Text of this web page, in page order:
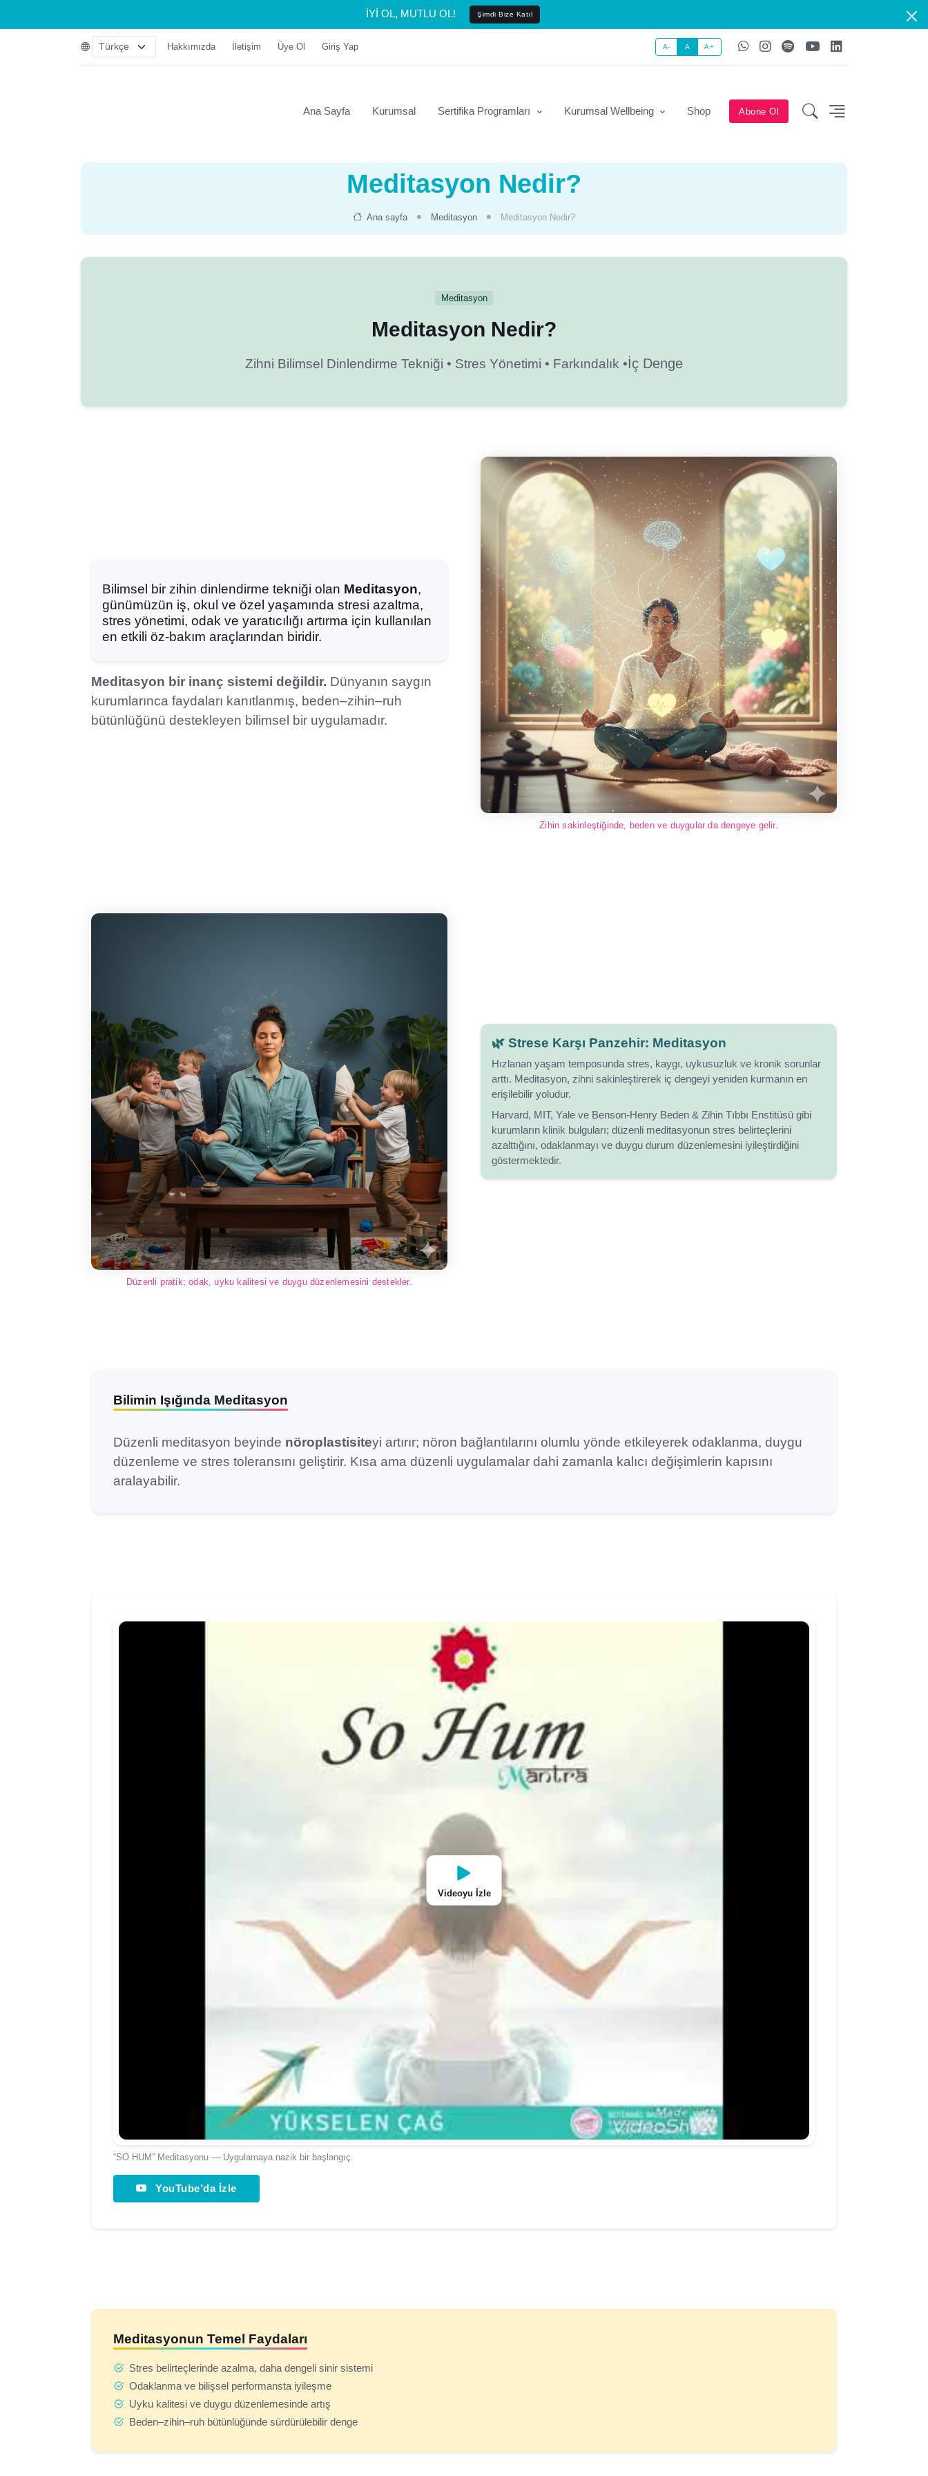
İYİ OL, MUTLU OL! Şimdi Bize Katıl
Hakkımızda İletişim Üye Ol Giriş Yap A- A A+
Ana Sayfa Kurumsal Sertifika Programları Kurumsal Wellbeing Shop Abone Ol
Meditasyon Nedir?
Ana sayfa Meditasyon Meditasyon Nedir?
Meditasyon
Meditasyon Nedir?
Zihni Bilimsel Dinlendirme Tekniği • Stres Yönetimi • Farkındalık •İç Denge
Bilimsel bir zihin dinlendirme tekniği olan Meditasyon,
günümüzün iş, okul ve özel yaşamında stresi azaltma,
stres yönetimi, odak ve yaratıcılığı artırma için kullanılan
en etkili öz-bakım araçlarından biridir.
Meditasyon bir inanç sistemi değildir. Dünyanın saygın
kurumlarınca faydaları kanıtlanmış, beden–zihin–ruh
bütünlüğünü destekleyen bilimsel bir uygulamadır.
Zihin sakinleştiğinde, beden ve duygular da dengeye gelir.
🌿 Strese Karşı Panzehir: Meditasyon
Hızlanan yaşam temposunda stres, kaygı, uykusuzluk ve kronik sorunlar
arttı. Meditasyon, zihni sakinleştirerek iç dengeyi yeniden kurmanın en
erişilebilir yoludur.
Harvard, MIT, Yale ve Benson-Henry Beden & Zihin Tıbbı Enstitüsü gibi
kurumların klinik bulguları; düzenli meditasyonun stres belirteçlerini
azalttığını, odaklanmayı ve duygu durum düzenlemesini iyileştirdiğini
göstermektedir.
Düzenli pratik; odak, uyku kalitesi ve duygu düzenlemesini destekler.
Bilimin Işığında Meditasyon
Düzenli meditasyon beyinde nöroplastisiteyi artırır; nöron bağlantılarını olumlu yönde etkileyerek odaklanma, duygu
düzenleme ve stres toleransını geliştirir. Kısa ama düzenli uygulamalar dahi zamanla kalıcı değişimlerin kapısını
aralayabilir.
Videoyu İzle
“SO HUM” Meditasyonu — Uygulamaya nazik bir başlangıç.
YouTube’da İzle
Meditasyonun Temel Faydaları
Stres belirteçlerinde azalma, daha dengeli sinir sistemi
Odaklanma ve bilişsel performansta iyileşme
Uyku kalitesi ve duygu düzenlemesinde artış
Beden–zihin–ruh bütünlüğünde sürdürülebilir denge